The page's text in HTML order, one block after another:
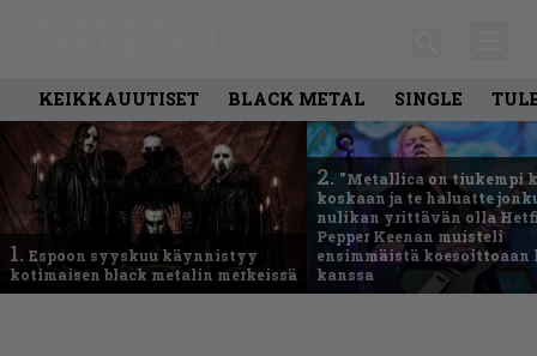
KEIKKAUUTISET BLACK METAL SINGLE
1. Espoon syyskuu käynnistyy
kotimaisen black metalin merkeissä
2. ”Metallica on tiukempi
koskaan ja te haluatte
nulikan yrittävän olla
Pepper Keenan muisteli
ensimmäistä
kanssa